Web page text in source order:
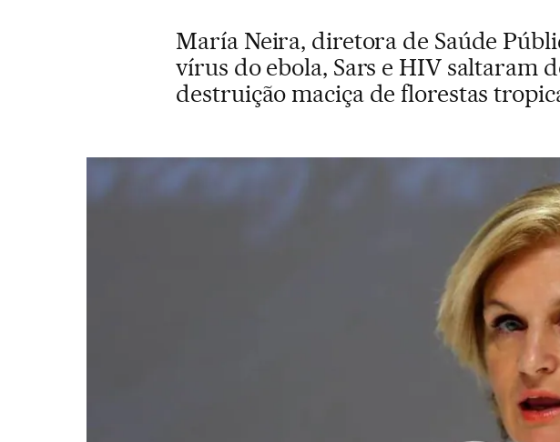
María Neira, diretora de Saúde
vírus do ebola, Sars e HIV saltaram
destruição maciça de florestas